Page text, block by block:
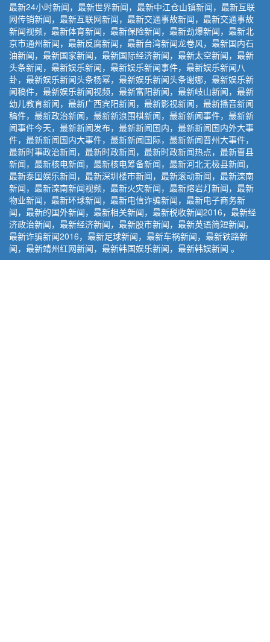
最新24小时新闻，最新世界新闻，最新中江仓山镇新闻，最新互联
网传销新闻，最新互联网新闻，最新交通事故新闻，最新交通事故
新闻视频，最新体育新闻，最新保险新闻，最新劲爆新闻，最新北
京市通州新闻，最新反腐新闻，最新台湾新闻龙卷风，最新国内石
油新闻，最新国家新闻，最新国际经济新闻，最新太空新闻，最新
头条新闻，最新娱乐新闻，最新娱乐新闻事件，最新娱乐新闻八
卦，最新娱乐新闻头条杨幂，最新娱乐新闻头条谢娜，最新娱乐新
闻稿件，最新娱乐新闻视频，最新富阳新闻，最新岐山新闻，最新
幼儿教育新闻，最新广西宾阳新闻，最新影视新闻，最新播音新闻
稿件，最新政治新闻，最新新浪围棋新闻，最新新闻事件，最新新
闻事件今天，最新新闻发布，最新新闻国内，最新新闻国内外大事
件，最新新闻国内大事件，最新新闻国际，最新新闻晋州大事件，
最新时事政治新闻，最新时政新闻，最新时政新闻热点，最新曹县
新闻，最新核电新闻，最新核电筹备新闻，最新河北无极县新闻，
最新泰国娱乐新闻，最新深圳楼市新闻，最新滚动新闻，最新滦南
新闻，最新滦南新闻视频，最新火灾新闻，最新熔岩灯新闻，最新
物业新闻，最新环球新闻，最新电信诈骗新闻，最新电子商务新
闻，最新的国外新闻，最新相关新闻，最新税收新闻2016，最新经
济政治新闻，最新经济新闻，最新股市新闻，最新英语简短新闻，
最新诈骗新闻2016，最新足球新闻，最新车祸新闻，最新铁路新
闻，最新靖州红网新闻，最新韩国娱乐新闻，最新韩娱新闻 。